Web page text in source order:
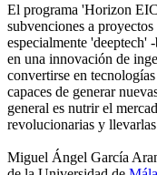
El programa 'Horizon
subvenciones a
especialmente 'deeptech'
en una innovación de
convertirse en
capaces de generar
general es nutrir el
revolucionarias y
Miguel Ángel García